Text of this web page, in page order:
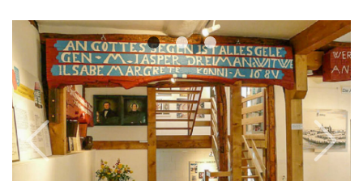
Previous Next